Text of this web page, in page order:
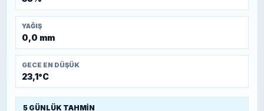
YAĞIŞ
0,0 mm
GECE EN DÜŞÜK
23,1°C
5 GÜNLÜK TAHMIN